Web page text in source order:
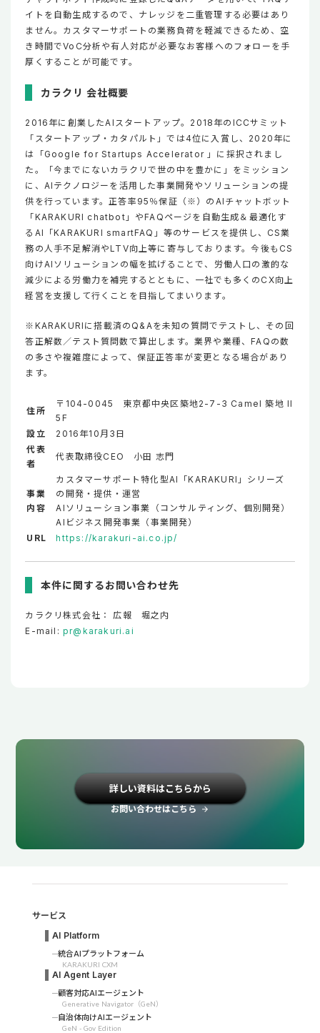
イトを自動生成するので、ナレッジを二重管理する必要はあり
ません。カスタマーサポートの業務負荷を軽減できるため、空
き時間でVoC分析や有人対応が必要なお客様へのフォローを手
厚くすることが可能です。
カラクリ 会社概要
2016年に創業したAIスタートアップ。2018年のICCサミット
「スタートアップ・カタパルト」では4位に入賞し、2020年に
は「Google for Startups Accelerator 」に採択されまし
た。「今までにないカラクリで世の中を豊かに」をミッション
に、AIテクノロジーを活用した事業開発やソリューションの提
供を行っています。正答率95％保証（※）のAIチャットボット
「KARAKURI chatbot」やFAQページを自動生成＆最適化す
るAI「KARAKURI smartFAQ」等のサービスを提供し、CS業
務の人手不足解消やLTV向上等に寄与しております。今後もCS
向けAIソリューションの幅を拡げることで、労働人口の激的な
減少による労働力を補完するとともに、一社でも多くのCX向上
経営を支援して行くことを目指してまいります。
※KARAKURIに搭載済のQ&Aを未知の質問でテストし、その回
答正解数／テスト質問数で算出します。業界や業種、FAQの数
の多さや複雑度によって、保証正答率が変更となる場合があり
ます。
住所
〒104-0045 東京都中央区築地2-7-3 Camel 築地 II
5F
設立
2016年10月3日
代表
者
代表取締役CEO 小田 志門
事業
内容
カスタマーサポート特化型AI「KARAKURI」シリーズ
の開発・提供・運営
AIソリューション事業（コンサルティング、個別開発）
AIビジネス開発事業（事業開発）
URL
https://karakuri-ai.co.jp/
本件に関するお問い合わせ先
カラクリ株式会社： 広報 堀之内
E-mail:pr@karakuri.ai
詳しい資料はこちらから
お問い合わせはこちら arrow_forward
サービス
AI Platform
統合AIプラットフォーム
KARAKURI CXM
AI Agent Layer
顧客対応AIエージェント
Generative Navigator（GeN）
自治体向けAIエージェント
GeN - Gov Edition